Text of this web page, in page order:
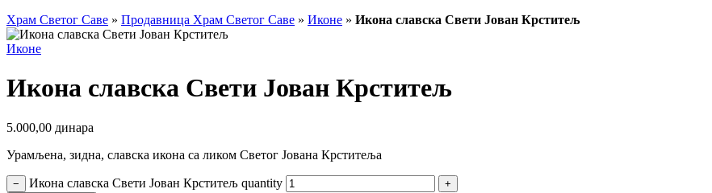
Храм Светог Саве » Продавница Храм Светог Саве » Иконе » Икона славска Свети Јован Крститељ
Иконе
Икона славска Свети Јован Крститељ
5.000,00 динара
Урамљена, зидна, славска икона са ликом Светог Јована Крститеља
− Икона славска Свети Јован Крститељ quantity
+